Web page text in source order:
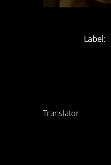
Label:
Translator